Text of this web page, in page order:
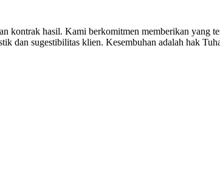
kontrak hasil. Kami berkomitmen memberikan yang
dan sugestibilitas klien. Kesembuhan adalah hak